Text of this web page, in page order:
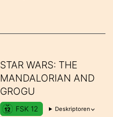
STAR WARS: THE
MANDALORIAN AND
GROGU
FSK 12 Deskriptoren